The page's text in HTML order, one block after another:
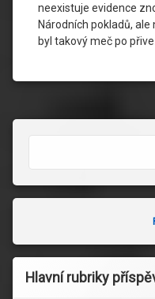
neexistuje evidence
Národních pokladů,
byl takový meč po
Hlavní rubriky